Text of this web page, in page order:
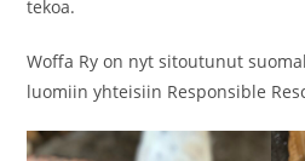
tekoa.
Woffa Ry on nyt sitoutunut
luomiin yhteisiin Responsible